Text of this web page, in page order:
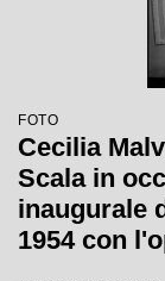
FOTO
Cecilia
Scala in
inaugurale
1954 con